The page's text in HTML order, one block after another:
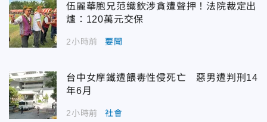
伍麗華胞兄范織欽涉貪遭聲押！法院裁定出
爐：120萬元交保
2小時前 要聞
台中女摩鐵遭餵毒性侵死亡 惡男遭判刑14
年6月
2小時前 社會